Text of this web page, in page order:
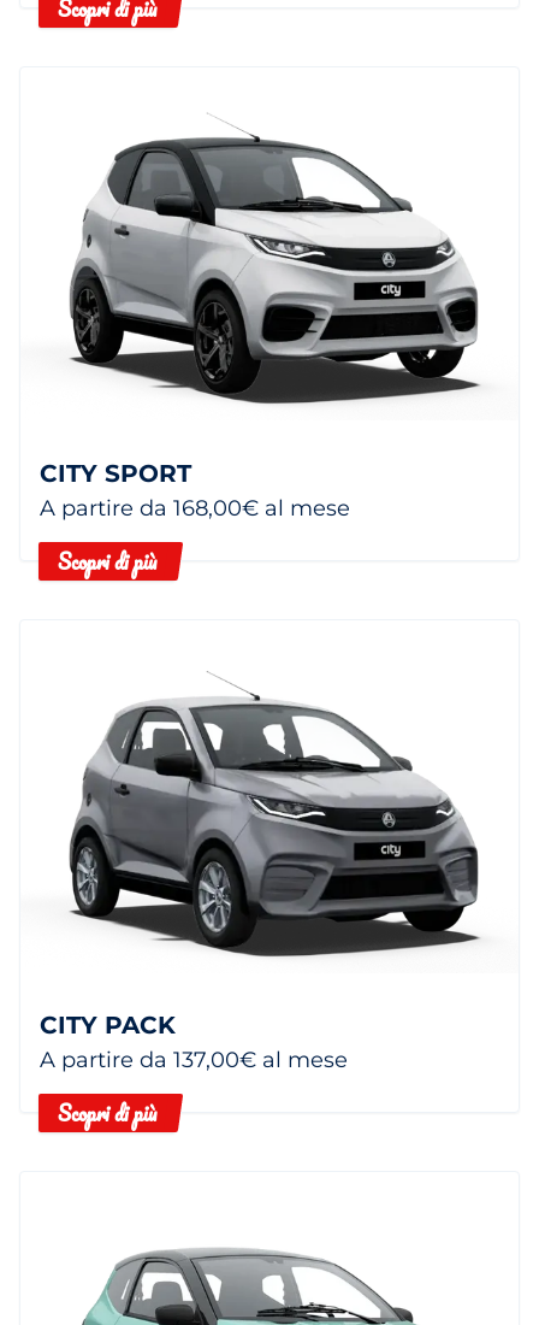
Scopri di più
CITY SPORT
A partire da 168,00€ al mese
Scopri di più
CITY PACK
A partire da 137,00€ al mese
Scopri di più